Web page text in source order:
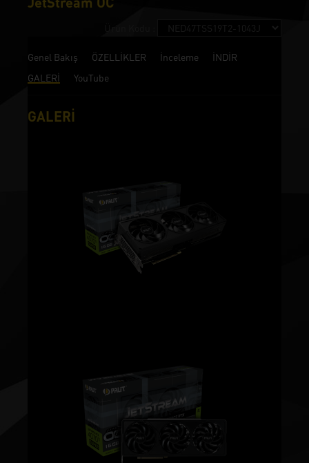
Genel Bakış ÖZELLİKLER İnceleme
İNDİR
GALERİ
YouTube
GALERİ